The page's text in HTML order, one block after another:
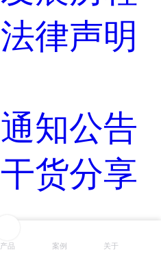
法律声明
通知公告
干货分享
产品 案例 关于